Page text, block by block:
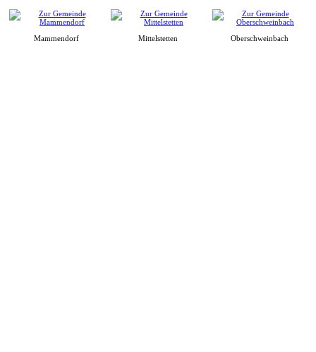
Mammendorf Mittelstetten Oberschweinbach